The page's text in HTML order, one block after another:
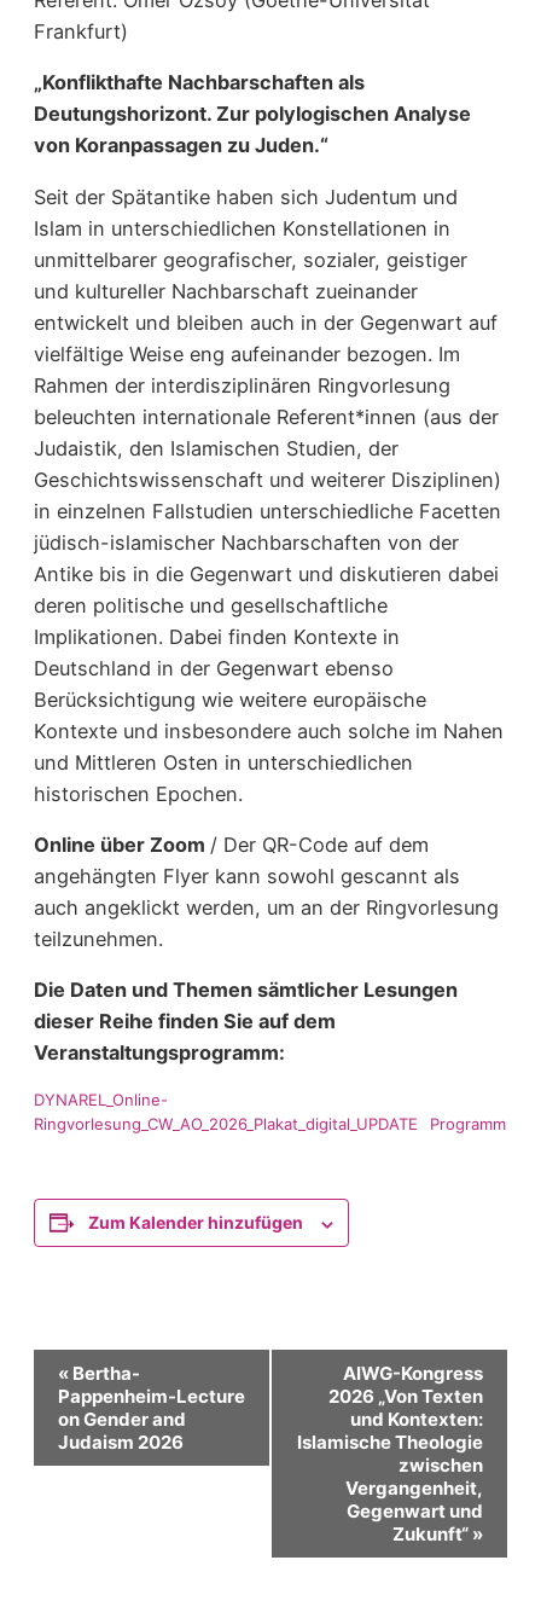
Frankfurt)
„Konflikthafte Nachbarschaften als
Deutungshorizont. Zur polylogischen Analyse
von Koranpassagen zu Juden.“
Seit der Spätantike haben sich Judentum und
Islam in unterschiedlichen Konstellationen in
unmittelbarer geografischer, sozialer, geistiger
und kultureller Nachbarschaft zueinander
entwickelt und bleiben auch in der Gegenwart auf
vielfältige Weise eng aufeinander bezogen. Im
Rahmen der interdisziplinären Ringvorlesung
beleuchten internationale Referent*innen (aus der
Judaistik, den Islamischen Studien, der
Geschichtswissenschaft und weiterer Disziplinen)
in einzelnen Fallstudien unterschiedliche Facetten
jüdisch-islamischer Nachbarschaften von der
Antike bis in die Gegenwart und diskutieren dabei
deren politische und gesellschaftliche
Implikationen. Dabei finden Kontexte in
Deutschland in der Gegenwart ebenso
Berücksichtigung wie weitere europäische
Kontexte und insbesondere auch solche im Nahen
und Mittleren Osten in unterschiedlichen
historischen Epochen.
Online über Zoom / Der QR-Code auf dem
angehängten Flyer kann sowohl gescannt als
auch angeklickt werden, um an der Ringvorlesung
teilzunehmen.
Die Daten und Themen sämtlicher Lesungen
dieser Reihe finden Sie auf dem
Veranstaltungsprogramm:
DYNAREL_Online-
Ringvorlesung_CW_AO_2026_Plakat_digital_UPDATE
Programm
Zum Kalender hinzufügen
Veranstaltung-
Navigation
« Bertha-
Pappenheim-Lecture
on Gender and
Judaism 2026
AIWG-Kongress
2026 „Von Texten
und Kontexten:
Islamische Theologie
zwischen
Vergangenheit,
Gegenwart und
Zukunft“ »